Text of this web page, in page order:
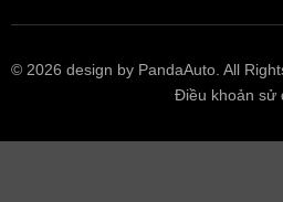
© 2026 design by PandaAuto. All
Điều khoản sử